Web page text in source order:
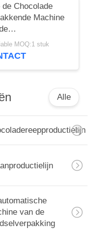
de Chocolade
Machine
de
MOQ:1 stuk
Alle
van de